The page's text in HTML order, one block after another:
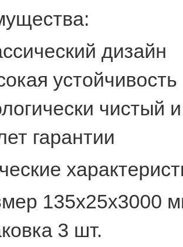
дизайн
чистый
гарантии
135x25x3000
3 шт.